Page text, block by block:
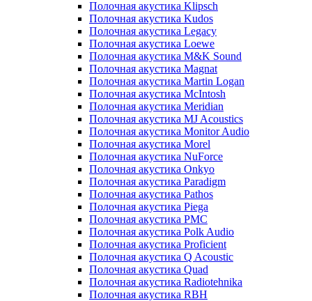
Полочная акустика Klipsch
Полочная акустика Kudos
Полочная акустика Legacy
Полочная акустика Loewe
Полочная акустика M&K Sound
Полочная акустика Magnat
Полочная акустика Martin Logan
Полочная акустика McIntosh
Полочная акустика Meridian
Полочная акустика MJ Acoustics
Полочная акустика Monitor Audio
Полочная акустика Morel
Полочная акустика NuForce
Полочная акустика Onkyo
Полочная акустика Paradigm
Полочная акустика Pathos
Полочная акустика Piega
Полочная акустика PMC
Полочная акустика Polk Audio
Полочная акустика Proficient
Полочная акустика Q Acoustic
Полочная акустика Quad
Полочная акустика Radiotehnika
Полочная акустика RBH